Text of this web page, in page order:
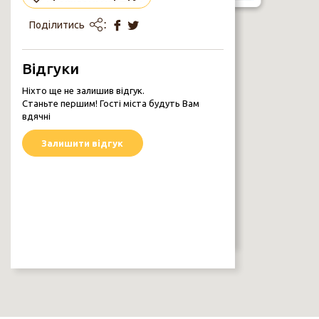
Поділитись
Відгуки
Ніхто ще не залишив відгук.
Станьте першим! Гості міста будуть Вам
вдячні
Залишити відгук
перехрестя пр. Перемоги та вул.